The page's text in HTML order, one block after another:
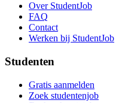
Over StudentJob
FAQ
Contact
Werken bij StudentJob
Studenten
Gratis aanmelden
Zoek studentenjob